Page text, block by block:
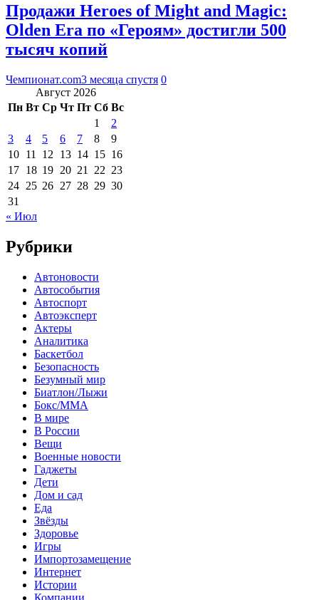
Продажи Heroes of Might and Magic:
Olden Era по «Героям» достигли 500
тысяч копий
Чемпионат.com3 месяца спустя 0
Август 2026
Пн Вт Ср Чт Пт Сб Вс
1
2
3
4 5 6 7 8
9
10 11 12 13 14 15 16
17 18 19 20 21 22 23
24 25 26 27 28 29 30
31
« Июл
Рубрики
Автоновости
Автособытия
Автоспорт
Автоэксперт
Актеры
Аналитика
Баскетбол
Безопасность
Безумный мир
Биатлон/Лыжи
Бокс/MMA
В мире
В России
Вещи
Военные новости
Гаджеты
Дети
Дом и сад
Еда
Звёзды
Здоровье
Игры
Импортозамещение
Интернет
Истории
Компании